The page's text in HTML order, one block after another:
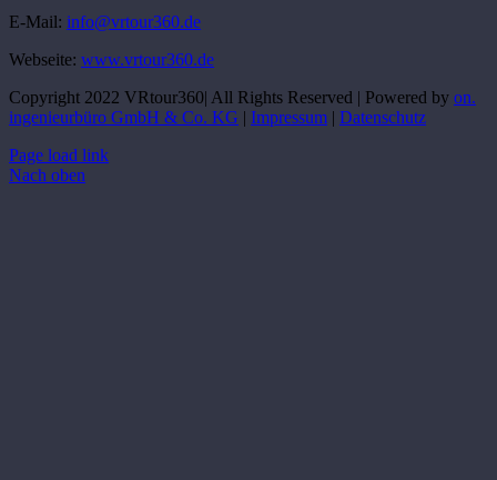
E-Mail: info@vrtour360.de
Webseite: www.vrtour360.de
Copyright 2022 VRtour360| All Rights Reserved | Powered by on.
ingenieurbüro GmbH & Co. KG | Impressum | Datenschutz
Page load link
Nach oben